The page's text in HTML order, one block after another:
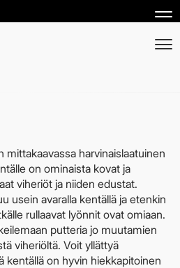
mittakaavassa harvinaislaatuinen
on ominaista kovat ja
viheriöt ja niiden edustat.
usein avaralla kentällä ja etenkin
rullaavat lyönnit ovat omiaan.
putteria jo muutamien
viheriöltä. Voit yllättyä
kentällä on hyvin hiekkapitoinen